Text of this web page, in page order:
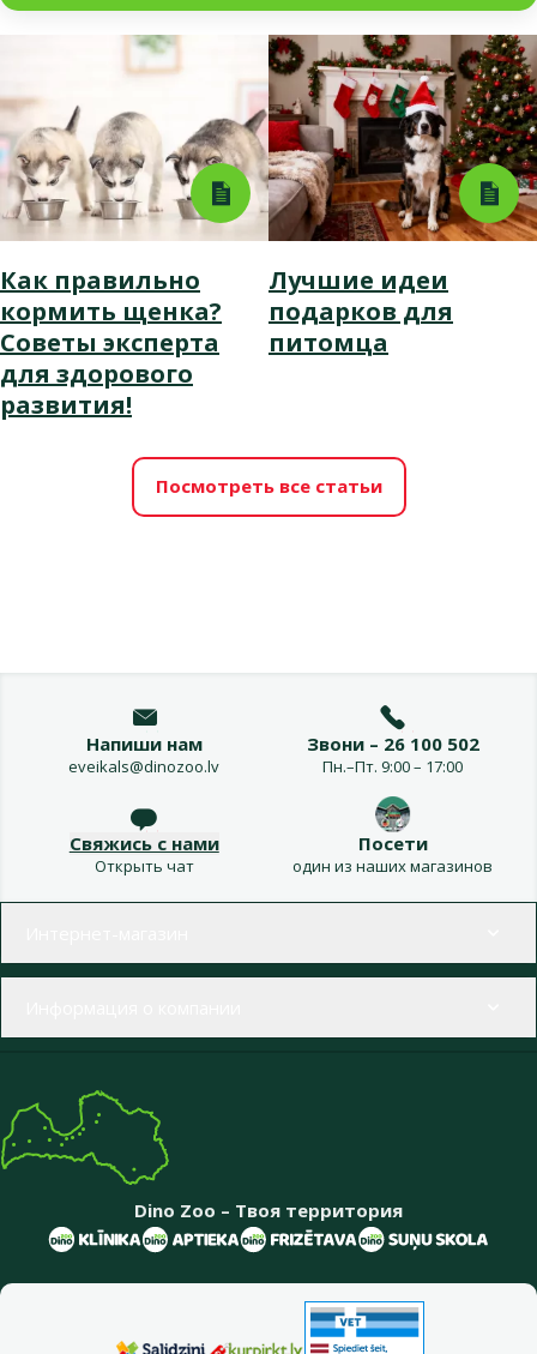
Как правильно
кормить щенка?
Советы эксперта
для здорового
развития!
Лучшие идеи
подарков для
питомца
Посмотреть все статьи
Напиши нам
eveikals@dinozoo.lv
Звони – 26 100 502
Пн.–Пт. 9:00 – 17:00
Свяжись с нами
Открыть чат
Посети
один из наших магазинов
Dino Zoo – Твоя территория